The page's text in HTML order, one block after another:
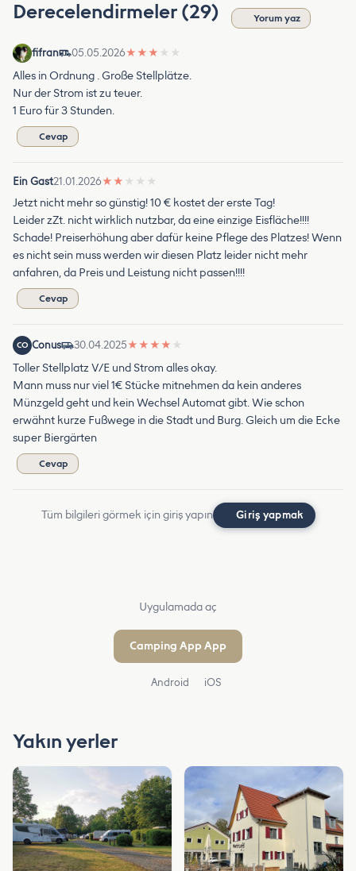
Derecelendirmeler (29) Yorum yaz
fifran 05.05.2026★ ★ ★ ★ ★
Alles in Ordnung . Große Stellplätze.
Nur der Strom ist zu teuer.
1 Euro für 3 Stunden.
Cevap
Ein Gast21.01.2026★ ★ ★ ★ ★
Jetzt nicht mehr so günstig! 10 € kostet der erste Tag!
Leider zZt. nicht wirklich nutzbar, da eine einzige Eisfläche!!!!
Schade! Preiserhöhung aber dafür keine Pflege des Platzes! Wenn
es nicht sein muss werden wir diesen Platz leider nicht mehr
anfahren, da Preis und Leistung nicht passen!!!!
Cevap
CO Conus 30.04.2025★ ★ ★ ★ ★
Toller Stellplatz V/E und Strom alles okay.
Mann muss nur viel 1€ Stücke mitnehmen da kein anderes
Münzgeld geht und kein Wechsel Automat gibt. Wie schon
erwähnt kurze Fußwege in die Stadt und Burg. Gleich um die Ecke
super Biergärten
Cevap
Tüm bilgileri görmek için giriş yapın Giriş yapmak
Uygulamada aç
Camping App App
Android iOS
Yakın yerler